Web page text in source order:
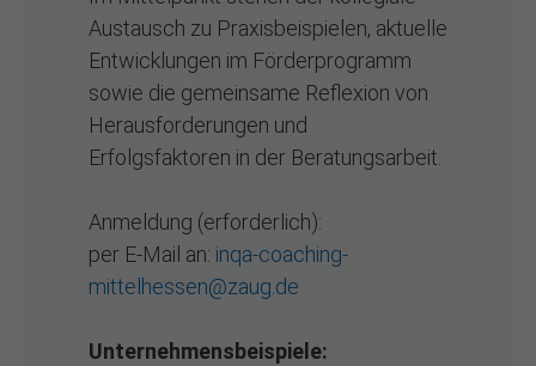
Austausch zu Praxisbeispielen, aktuelle
Entwicklungen im Förderprogramm
sowie die gemeinsame Reflexion von
Herausforderungen und
Erfolgsfaktoren in der Beratungsarbeit.
Anmeldung (erforderlich):
per E-Mail an: inqa-coaching-
mittelhessen@zaug.de
Unternehmensbeispiele: